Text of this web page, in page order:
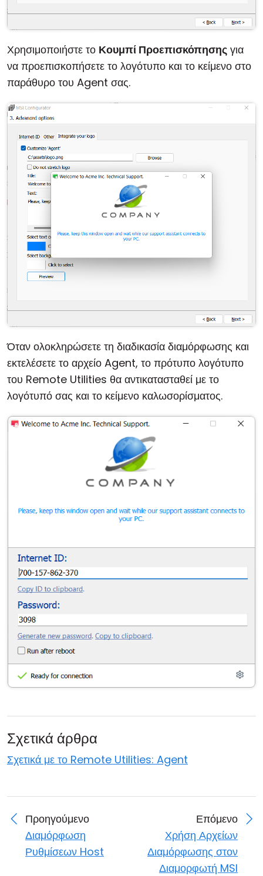
Χρησιμοποιήστε το Κουμπί Προεπισκόπησης για
να προεπισκοπήσετε το λογότυπο και το κείμενο στο
παράθυρο του Agent σας.
Όταν ολοκληρώσετε τη διαδικασία διαμόρφωσης και
εκτελέσετε το αρχείο Agent, το πρότυπο λογότυπο
του Remote Utilities θα αντικατασταθεί με το
λογότυπό σας και το κείμενο καλωσορίσματος.
Σχετικά άρθρα
Σχετικά με το Remote Utilities: Agent
Προηγούμενο
Διαμόρφωση
Ρυθμίσεων Host
Επόμενο
Χρήση Αρχείων
Διαμόρφωσης στον
Διαμορφωτή MSI